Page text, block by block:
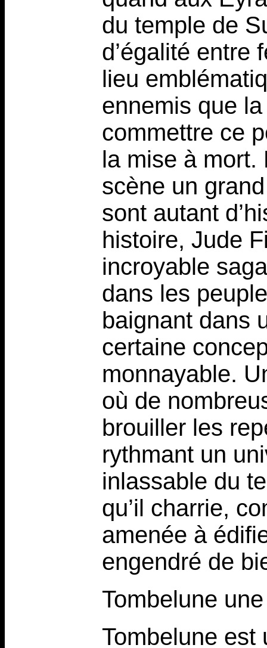
du temple de
d’égalité entre
lieu
ennemis que
commettre ce
la mise à mort.
scène un
sont autant
histoire, Jude
incroyable
dans les
baignant dans
certaine
monnayable.
où de
brouiller les
rythmant un
inlassable du
qu’il charrie,
amenée à
engendré de
Tombelune
Tombelune est